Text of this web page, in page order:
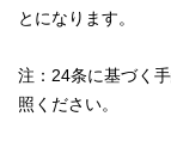
とになります。
注：24条に基づく
照ください。